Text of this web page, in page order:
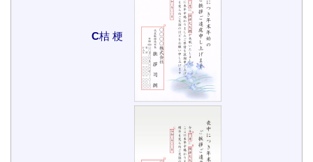
C桔 梗